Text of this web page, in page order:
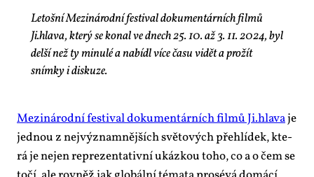
Letošní Mezinárodní festival dokumentárních filmů
Ji.hlava, který se konal ve dnech 25. 10. až 3. 11. 2024, byl
delší než ty minulé a nabídl více času vidět a prožít
snímky i diskuze.
Me­zi­ná­rod­ní fes­ti­val do­ku­men­tár­ních fil­mů Ji.hlavaje
jed­nou z nej­vý­znam­něj­ších svě­to­vých pře­hlí­dek, kte­
rá je nejen re­pre­zen­ta­tiv­ní ukáz­kou to­ho, co a o čem se